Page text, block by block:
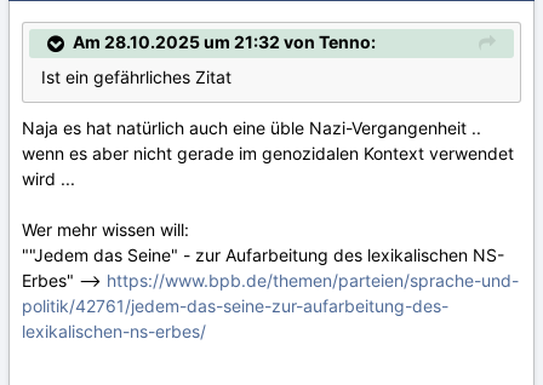
Am 28.10.2025 um 21:32 von Tenno:
Ist ein gefährliches Zitat
Naja es hat natürlich auch eine üble Nazi-Vergangenheit ..
wenn es aber nicht gerade im genozidalen Kontext verwendet
wird ...
Wer mehr wissen will:
""Jedem das Seine" - zur Aufarbeitung des lexikalischen NS-
Erbes" --> https://www.bpb.de/themen/parteien/sprache-und-
politik/42761/jedem-das-seine-zur-aufarbeitung-des-
lexikalischen-ns-erbes/